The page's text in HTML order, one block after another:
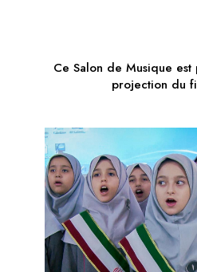
Ce Salon de Musique
projection du